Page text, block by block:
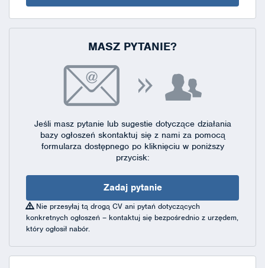
MASZ PYTANIE?
Jeśli masz pytanie lub sugestie dotyczące działania
bazy ogłoszeń skontaktuj się z nami za pomocą
formularza dostępnegopo kliknięciu w poniższy
przycisk:
Zadaj pytanie
Nie przesyłaj tą drogą CV ani pytań dotyczących
konkretnych ogłoszeń – kontaktuj się bezpośrednio z urzędem,
który ogłosił nabór.